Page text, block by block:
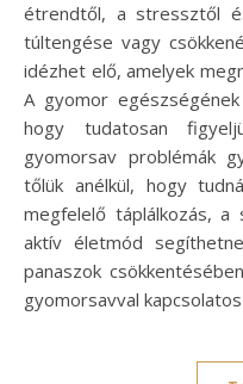
étrendtől, a stressztől
túltengése vagy
idézhet elő, amelyek
A gyomor
hogy tudatosan
gyomorsav problémák
tőlük anélkül, hogy
megfelelő táplálkozás, a
aktív életmód
panaszok
gyomorsavval